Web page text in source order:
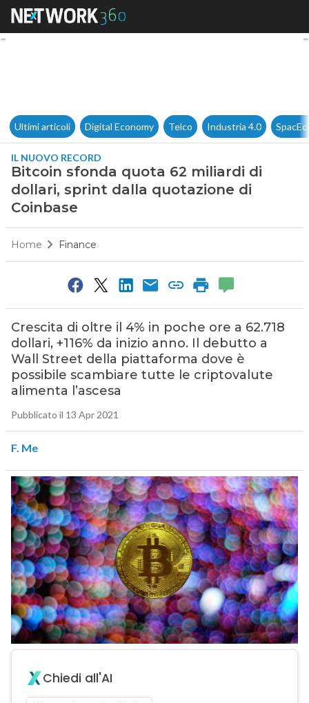
Bitcoin sfonda quota 62
Ultimi articoli Digital Economy Telco Industria 4.0
IL NUOVO RECORD
Bitcoin sfonda quota 62 miliardi di
dollari, sprint dalla quotazione di
Coinbase
Home Finance
Crescita di oltre il 4% in poche ore a 62.718
dollari, +116% da inizio anno. Il debutto a
Wall Street della piattaforma dove è
possibile scambiare tutte le criptovalute
alimenta l’ascesa
Pubblicato il 13 Apr 2021
F. Me
Chiedi all'AI